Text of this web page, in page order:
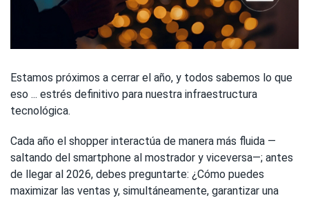
Estamos próximos a cerrar el año, y todos sabemos lo que
eso ... estrés definitivo para nuestra infraestructura
tecnológica.
Cada año el shopper interactúa de manera más fluida —
saltando del smartphone al mostrador y viceversa—; antes
de llegar al 2026, debes preguntarte: ¿Cómo puedes
maximizar las ventas y, simultáneamente, garantizar una